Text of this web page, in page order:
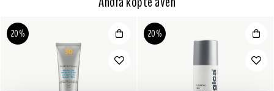
20% 20%